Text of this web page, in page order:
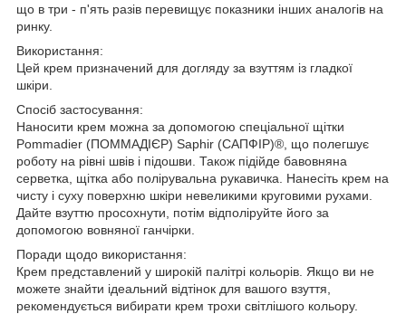
що в три - п'ять разів перевищує показники інших аналогів на
ринку.
Використання:
Цей крем призначений для догляду за взуттям із гладкої
шкіри.
Спосіб застосування:
Наносити крем можна за допомогою спеціальної щітки
Pommadier (ПОММАДІЄР) Saphir (САПФІР)®, що полегшує
роботу на рівні швів і підошви. Також підійде бавовняна
серветка, щітка або полірувальна рукавичка. Нанесіть крем на
чисту і суху поверхню шкіри невеликими круговими рухами.
Дайте взуттю просохнути, потім відполіруйте його за
допомогою вовняної ганчірки.
Поради щодо використання:
Крем представлений у широкій палітрі кольорів. Якщо ви не
можете знайти ідеальний відтінок для вашого взуття,
рекомендується вибирати крем трохи світлішого кольору.